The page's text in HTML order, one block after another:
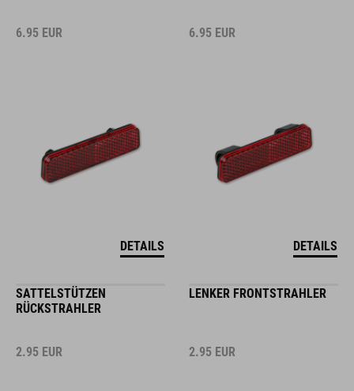
6.95 EUR
DETAILS
6.95 EUR
DETAILS
SATTELSTÜTZEN
RÜCKSTRAHLER
2.95 EUR
LENKER FRONTSTRAHLER
2.95 EUR